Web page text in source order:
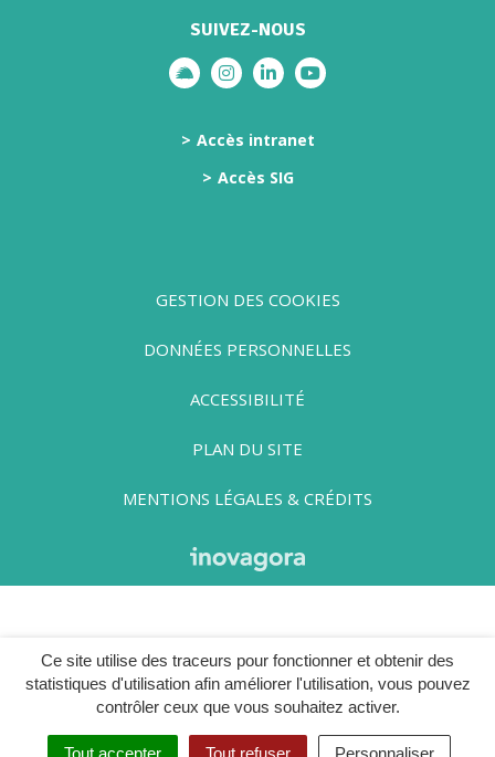
Ce site utilise des traceurs pour fonctionner et obtenir des
statistiques d'utilisation afin améliorer l'utilisation, vous pouvez
contrôler ceux que vous souhaitez activer.
Tout accepter Tout refuser Personnaliser
SUIVEZ-NOUS
Lien vers le compte illiwap
Lien vers le compte Instagram
Lien vers le compte
Lien vers la chaîne
Accès intranet
Accès SIG
GESTION DES COOKIES
DONNÉES PERSONNELLES
ACCESSIBILITÉ
PLAN DU SITE
MENTIONS LÉGALES & CRÉDITS